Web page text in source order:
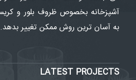
آشپزخانه بخصوص ظروف بلور و
به آسان ترین روش ممکن تغییر بدهد.
LATEST PROJECTS